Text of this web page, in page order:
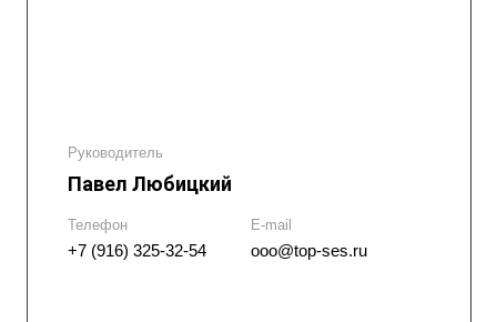
Руководитель
Павел Любицкий
Телефон
+7 (916) 325-32-54
E-mail
ooo@top-ses.ru